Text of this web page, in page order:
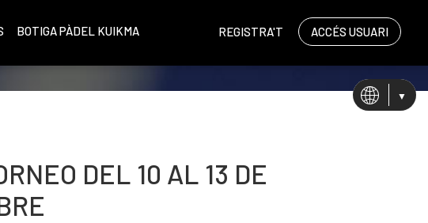
CA
REGISTRA'T ACCÉS USUARI
BOTIGA PÀDEL KUIKMA
DEL 10 AL 13 DE